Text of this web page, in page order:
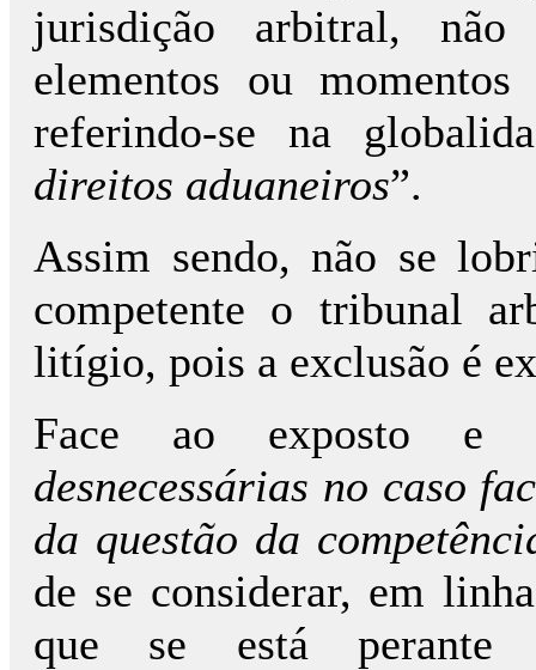
jurisdição arbitral, não
elementos ou
referindo-se na
direitos aduaneiros”.
Assim sendo, não se
competente o tribunal
litígio, pois a exclusão é
Face ao exposto e
desnecessárias no caso
da questão da
de se considerar, em
que se está perante